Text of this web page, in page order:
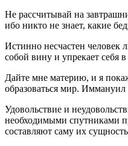
Не рассчитывай на
ибо никто не знает, какие
Истинно несчастен человек
собой вину и упрекает себя
Дайте мне материю, и я
образоваться мир.
Удовольствие и
необходимыми спутниками
составляют саму их